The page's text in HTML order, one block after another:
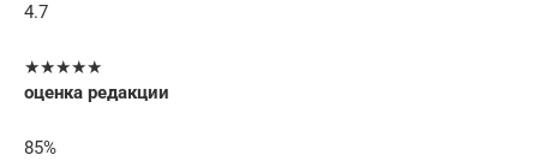
4.7
★★★★★
оценка редакции
85%